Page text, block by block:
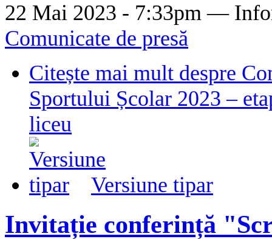
22 Mai 2023 - 7:33pm —
Comunicate de presă
Citește mai mult despre
Sportului Școlar 2023 –
liceu
Versiune tipar
Invitație conferință